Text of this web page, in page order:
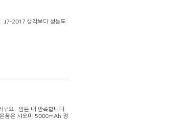
J7-2017 생각보다 성능도
구요. 암튼 대 만족합니다.
품은 샤오미 5000mAh 정